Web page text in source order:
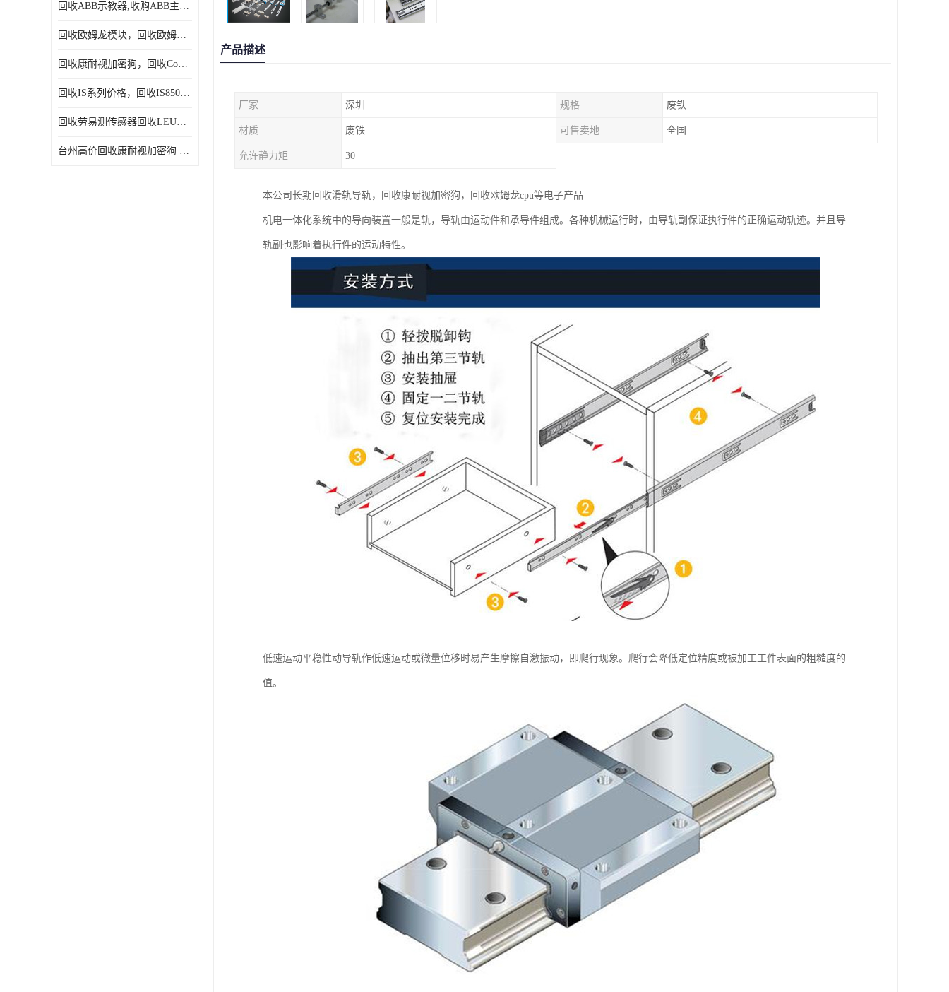
回收ABB示教器,收购ABB主机CPU,回收DSQC69示教器
回收欧姆龙模块，回收欧姆龙CPU,回收欧姆龙cpu
回收康耐视加密狗，回收Cognex加密狗，回收Cognex相机
回收IS系列价格，回收IS8505MP视觉，回收康耐视无包装相机
回收劳易测传感器回收LEUZE传感器
台州高价回收康耐视加密狗 收购康耐视加密狗 废旧回收
产品描述
厂家 深圳 规格 废铁
材质 废铁 可售卖地 全国
允许静力矩 30
本公司长期回收滑轨导轨，回收康耐视加密狗，回收欧姆龙cpu等电子产品
机电一体化系统中的导向装置一般是轨，导轨由运动件和承导件组成。各种机械运行时，由导轨副保证执行件的正确运动轨迹。并且导
轨副也影响着执行件的运动特性。
低速运动平稳性动导轨作低速运动或微量位移时易产生摩擦自激振动，即爬行现象。爬行会降低定位精度或被加工工件表面的粗糙度的
值。